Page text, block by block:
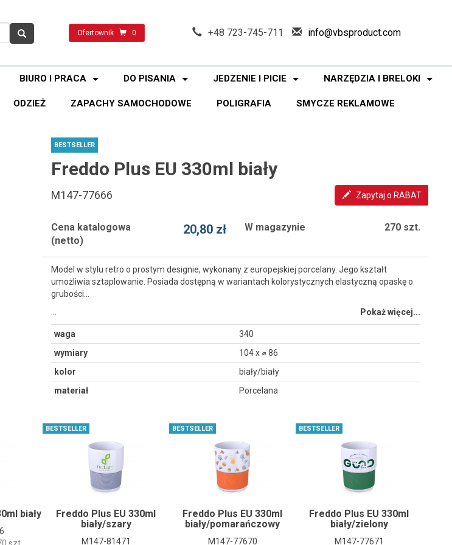
Ofertownik 0 +48 723-745-711 info@vbsproduct.com
BIURO I PRACA DO PISANIA JEDZENIE I PICIE NARZĘDZIA I BRELOKI
ODZIEŻ ZAPACHY SAMOCHODOWE POLIGRAFIA SMYCZE REKLAMOWE
BESTSELLER
Freddo Plus EU 330ml biały
M147-77666 Zapytaj o RABAT
Cena katalogowa
(netto)
20,80 zł W magazynie 270 szt.
Model w stylu retro o prostym designie, wykonany z europejskiej porcelany. Jego kształt
umożliwia sztaplowanie. Posiada dostępną w wariantach kolorystycznych elastyczną opaskę o
grubości...
Pokaż więcej...
waga
340
wymiary
104 x ⌀ 86
kolor
biały/biały
materiał
Porcelana
biały
BESTSELLER
Freddo Plus EU 330ml
biały/szary
M147-81471
BESTSELLER
Freddo Plus EU 330ml
biały/pomarańczowy
M147-77670
BESTSELLER
Freddo Plus EU 330ml
biały/zielony
M147-77671